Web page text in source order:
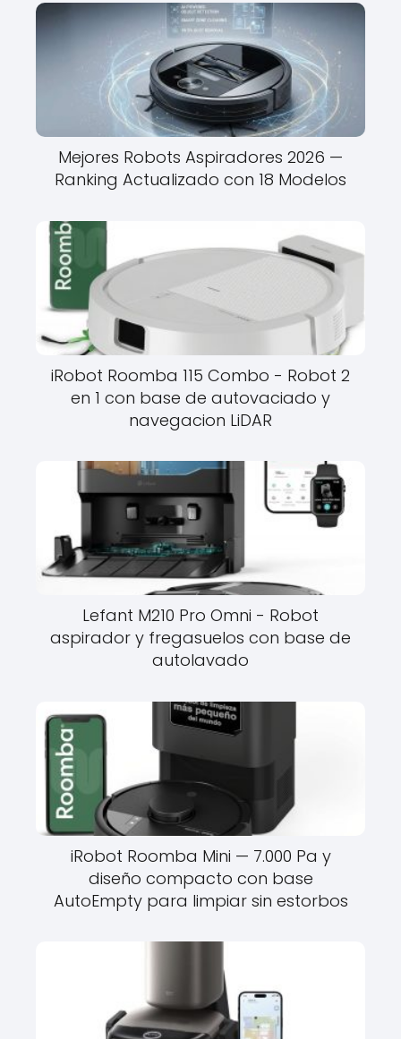
Mejores Robots Aspiradores 2026 —
Ranking Actualizado con 18 Modelos
iRobot Roomba 115 Combo - Robot 2
en 1 con base de autovaciado y
navegacion LiDAR
Lefant M210 Pro Omni - Robot
aspirador y fregasuelos con base de
autolavado
iRobot Roomba Mini — 7.000 Pa y
diseño compacto con base
AutoEmpty para limpiar sin estorbos